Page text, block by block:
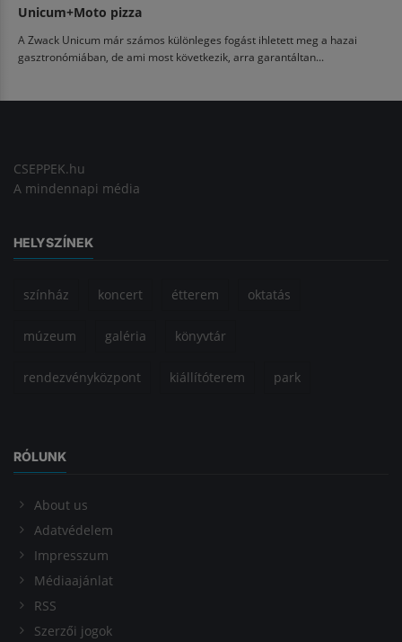
Unicum+Moto pizza
A Zwack Unicum már számos különleges fogást ihletett meg a hazai
gasztronómiában, de ami most következik, arra garantáltan...
CSEPPEK.hu
A mindennapi média
HELYSZÍNEK
színház koncert étterem oktatás
múzeum galéria könyvtár
rendezvényközpont kiállítóterem park
RÓLUNK
About us
Adatvédelem
Impresszum
Médiaajánlat
RSS
Szerzői jogok